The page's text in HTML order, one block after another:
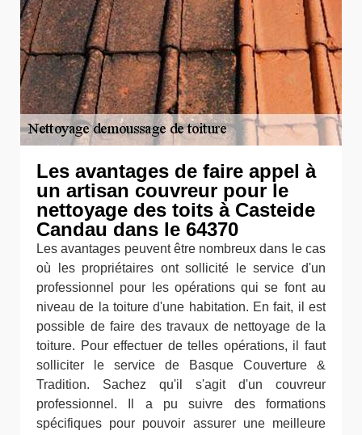
Les avantages de faire appel à
un artisan couvreur pour le
nettoyage des toits à Casteide
Candau dans le 64370
Les avantages peuvent être nombreux dans le cas
où les propriétaires ont sollicité le service d'un
professionnel pour les opérations qui se font au
niveau de la toiture d'une habitation. En fait, il est
possible de faire des travaux de nettoyage de la
toiture. Pour effectuer de telles opérations, il faut
solliciter le service de Basque Couverture &
Tradition. Sachez qu'il s'agit d'un couvreur
professionnel. Il a pu suivre des formations
spécifiques pour pouvoir assurer une meilleure